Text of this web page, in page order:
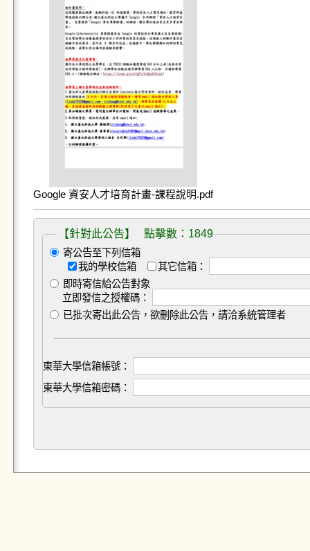
Google 資安人才培育計畫-課程說明.pdf
【針對此公告】 點擊數：1849
寄公告至下列信箱
我的學校信箱
其它信箱：
即時寄信給公告對象
立即發信之授權碼：
已批次寄出此公告，欲刪除此公告，請洽系統管理者
東華大學信箱帳號：
東華大學信箱密碼：